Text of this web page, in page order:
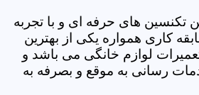
تکنسین های حرفه ای و با تجربه
۱۱ سال سابقه کاری همواره یکی از بهترین
لوازم خانگی می باشد و
رسانی به موقع و بصرفه به